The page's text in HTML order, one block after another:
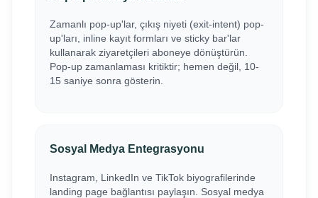
Zamanlı pop-up'lar, çıkış niyeti (exit-intent) pop-
up'ları, inline kayıt formları ve sticky bar'lar
kullanarak ziyaretçileri aboneye dönüştürün.
Pop-up zamanlaması kritiktir; hemen değil, 10-
15 saniye sonra gösterin.
Sosyal Medya Entegrasyonu
Instagram, LinkedIn ve TikTok biyografilerinde
landing page bağlantısı paylaşın. Sosyal medya